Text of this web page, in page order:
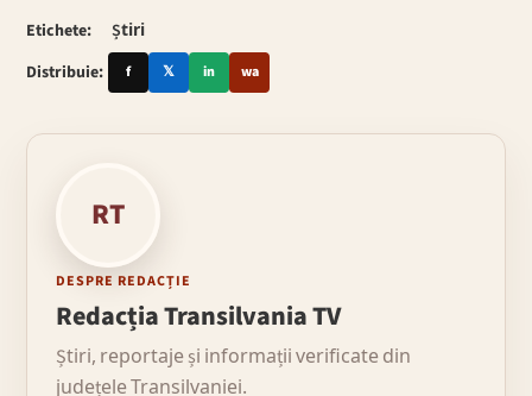
Etichete:
Știri
Distribuie:
f 𝕏 in wa
RT
DESPRE REDACȚIE
Redacția Transilvania TV
Știri, reportaje și informații verificate din
județele Transilvaniei.